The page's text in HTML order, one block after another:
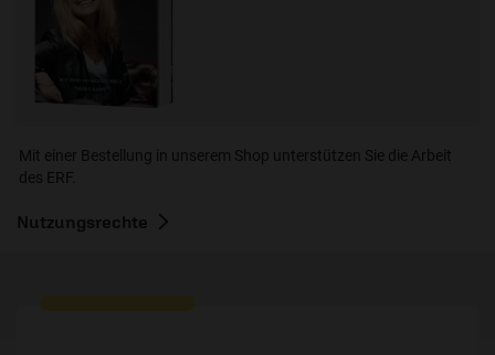
Mit einer Bestellung in unserem Shop unterstützen Sie die Arbeit
des ERF.
Nutzungsrechte